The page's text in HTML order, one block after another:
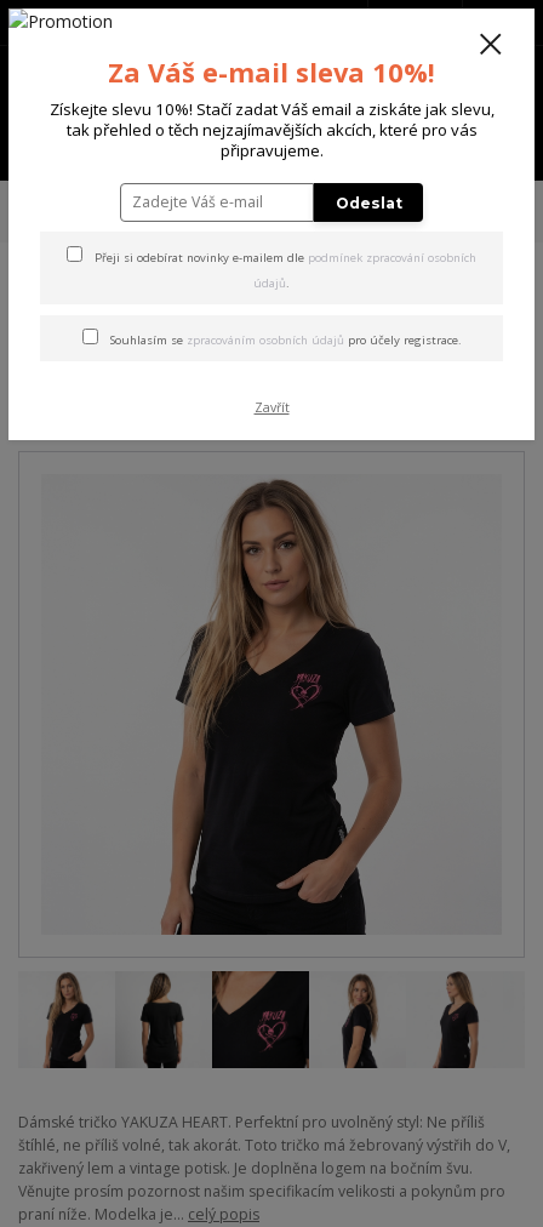
Menu
+420 702 136 620
TRIČKA & TÍLKA
Yakuza dámské tílko Heart Curved V
Neck Basic T-Shirt black XS
Curved V Neck Basic T-Shirt
Dámské tričko YAKUZA HEART. Perfektní pro uvolněný styl: Ne příliš
štíhlé, ne příliš volné, tak akorát. Toto tričko má žebrovaný výstřih do V,
zakřivený lem a vintage potisk. Je doplněna logem na bočním švu.
Věnujte prosím pozornost našim specifikacím velikosti a pokynům pro
praní níže. Modelka je... celý popis
Za Váš e-mail sleva 10%!
Získejte slevu 10%! Stačí zadat Váš email a ziskáte jak slevu,
tak přehled o těch nejzajímavějších akcích, které pro vás
připravujeme.
Odeslat
Přeji si odebírat novinky e-mailem dle podmínek zpracování osobních
údajů.
Souhlasím se zpracováním osobních údajů pro účely registrace.
Zavřít